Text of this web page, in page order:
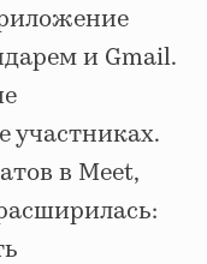
и Gmail.
участниках.
в Meet,